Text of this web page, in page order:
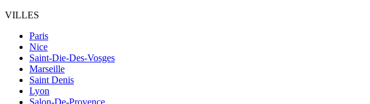
VILLES
Paris
Nice
Saint-Die-Des-Vosges
Marseille
Saint Denis
Lyon
Salon-De-Provence